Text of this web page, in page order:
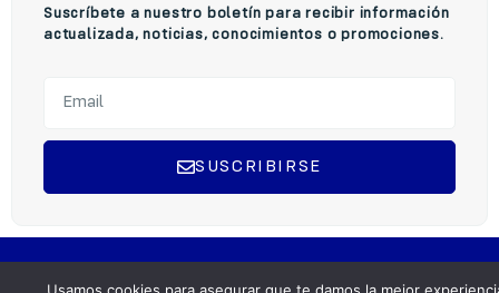
Suscríbete a nuestro boletín para recibir información
actualizada, noticias, conocimientos o promociones.
SUSCRIBIRSE